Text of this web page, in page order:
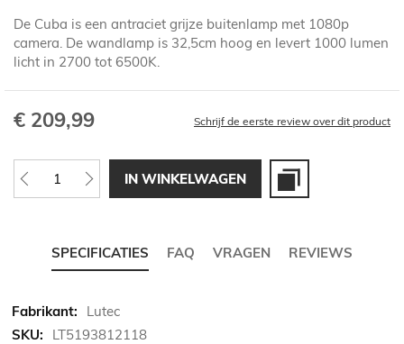
de
afbeeldingen-
gallerij
De Cuba is een antraciet grijze buitenlamp met 1080p
camera. De wandlamp is 32,5cm hoog en levert 1000 lumen
licht in 2700 tot 6500K.
€ 209,99 Schrijf de eerste review over dit product
IN WINKELWAGEN
SPECIFICATIES FAQ VRAGEN REVIEWS
Meer
informatie
Lutec
LT5193812118